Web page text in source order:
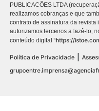
PUBLICACÕES LTDA
realizamos cobranças e que
contrato de assinatura da revista
autorizamos terceiros a fazê-lo,
conteúdo digital “https://
Política de Privacidade